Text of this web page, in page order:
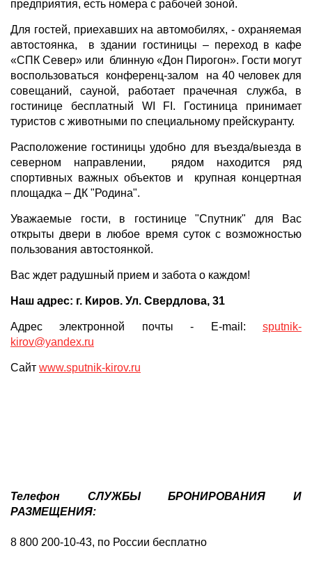
предприятия, есть номера с рабочей зоной.
Для гостей, приехавших на автомобилях, - охраняемая
автостоянка, в здании гостиницы – переход в кафе
«СПК Север» или блинную «Дон Пирогон». Гости могут
воспользоваться конференц-залом на 40 человек для
совещаний, сауной, работает прачечная служба, в
гостинице бесплатный WI FI. Гостиница принимает
туристов с животными по специальному прейскуранту.
Расположение гостиницы удобно для въезда/выезда в
северном направлении, рядом находится ряд
спортивных важных объектов и крупная концертная
площадка – ДК "Родина".
Уважаемые гости, в гостинице "Спутник" для Вас
открыты двери в любое время суток с возможностью
пользования автостоянкой.
Вас ждет радушный прием и забота о каждом!
Наш адрес: г. Киров. Ул. Свердлова, 31
Адрес электронной почты - E-mail: sputnik-
kirov@yandex.ru
Сайт www.sputnik-kirov.ru
Телефон СЛУЖБЫ БРОНИРОВАНИЯ И
РАЗМЕЩЕНИЯ:
8 800 200-10-43, по России бесплатно